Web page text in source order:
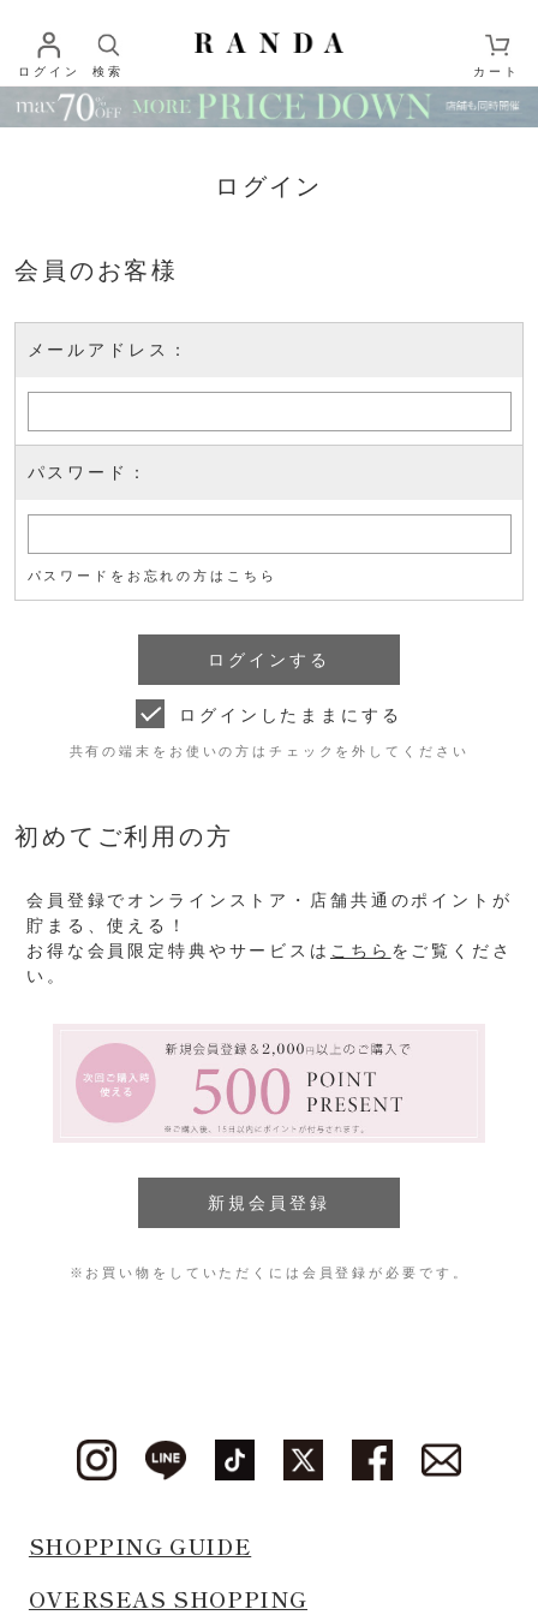
ログイン 検索 カート
ログイン
会員のお客様
メールアドレス：
パスワード：
パスワードをお忘れの方はこちら
ログインしたままにする
共有の端末をお使いの方はチェックを外してください
初めてご利用の方
会員登録でオンラインストア・店舗共通のポイントが
貯まる、使える！
お得な会員限定特典やサービスは こちら をご覧くださ
い。
※お買い物をしていただくには会員登録が必要です。
SHOPPING GUIDE
OVERSEAS SHOPPING